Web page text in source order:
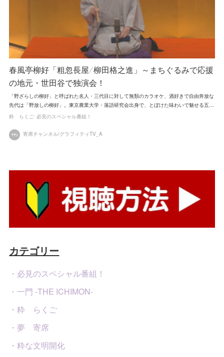
春風亭柳好「粗忽長屋/柳田格之進」～まちぐるみで応援
の地元・世田谷で独演会！
「野ざらしの柳好」と呼ばれた名人・三代目に対して無類のカラオケ、酒好きで自由奔放な
先代は「野放しの柳好」。東京農業大学・落語研究会出身で、とぼけた味わいで魅せる五…
粋 らくご 必見のスペシャル番組！
寄席チャンネル/グラフィティTV_A
カテゴリー
・必見のスペシャル番組！
・一門 -THE ICHIMON-
・粋 らくご
・夢 寄席
・粋な文明開化